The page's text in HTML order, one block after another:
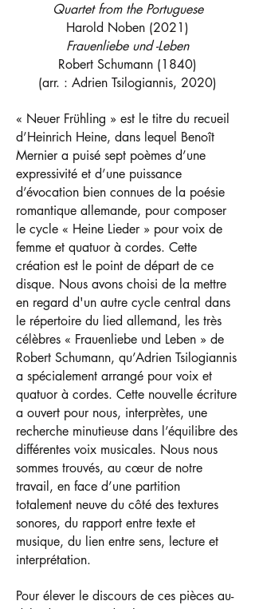
Quartet from the Portuguese
Harold Noben (2021)
Frauenliebe und -Leben
Robert Schumann (1840)
(arr. : Adrien Tsilogiannis, 2020)
« Neuer Frühling » est le titre du recueil
d’Heinrich Heine, dans lequel Benoît
Mernier a puisé sept poèmes d’une
expressivité et d’une puissance
d’évocation bien connues de la poésie
romantique allemande, pour composer
le cycl e « Heine Lieder » pour voix de
femme et quatuor à cordes. Cette
création est le point de départ de ce
disque. Nous avons choisi de la mettre
en regard d'un autre cycle central dans
le répertoire du lied allemand, les très
célèbres « Frauenliebe und Leben » de
Robert Schumann, qu’Adrien Tsilogiannis
a spécialement arrangé pour voix et
quatuor à cordes. Cette nouvelle écriture
a ouvert pour nous, interprètes, une
recherche minutieuse dans l’équilibre des
différentes voix musicales. Nous nous
sommes trouvés, au cœur de notre
travail, en face d’une partition
totalement neuve du côté des textures
sonores, du rapport entre texte et
musique, du lien entre sens, lecture et
interprétation.
Pour élever le discours de ces pièces au-